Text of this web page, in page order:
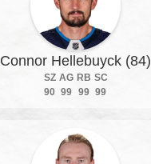
Connor Hellebuyck (84)
SZ AG RB SC
90 99 99 99